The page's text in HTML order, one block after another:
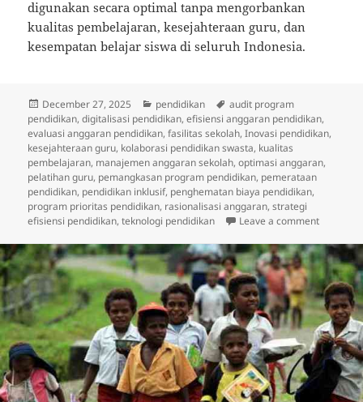
digunakan secara optimal tanpa mengorbankan
kualitas pembelajaran, kesejahteraan guru, dan
kesempatan belajar siswa di seluruh Indonesia.
Posted
on
December 27, 2025 Categories
pendidikan Tags
audit program
pendidikan,digitalisasi pendidikan,efisiensi anggaran pendidikan,
evaluasi anggaran pendidikan,fasilitas sekolah,Inovasi pendidikan,
kesejahteraan guru, kolaborasi pendidikan swasta, kualitas
pembelajaran, manajemen anggaran sekolah,optimasi anggaran,
pelatihan guru, pemangkasan program pendidikan, pemerataan
pendidikan, pendidikan inklusif, penghematan biaya pendidikan,
program prioritas pendidikan, rasionalisasi anggaran,strategi
efisiensi pendidikan,teknologi pendidikan Leave a commenton